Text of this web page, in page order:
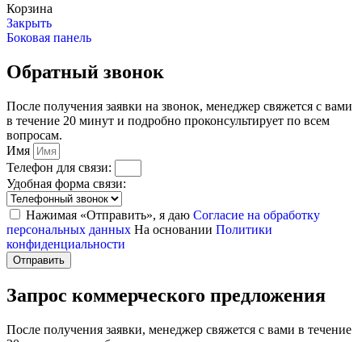
Корзина
Закрыть
Боковая панель
Обратный звонок
После получения заявки на звонок, менеджер свяжется с вами
в течение 20 минут и подробно проконсультирует по всем
вопросам.
Имя
Телефон для связи:
Удобная форма связи:
Нажимая «Отправить», я даю Согласие на обработку
персональных данных На основании Политики
конфиденциальности
Отправить
Запрос коммерческого предложения
После получения заявки, менеджер свяжется с вами в течение